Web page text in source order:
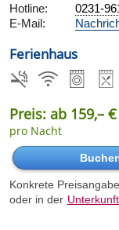
Hotline:
0231-
E-Mail:
Ferienhaus
Preis: ab 159,–
pro Nacht
Konkrete
oder in der